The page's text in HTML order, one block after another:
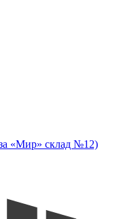
«Мир» склад №12)